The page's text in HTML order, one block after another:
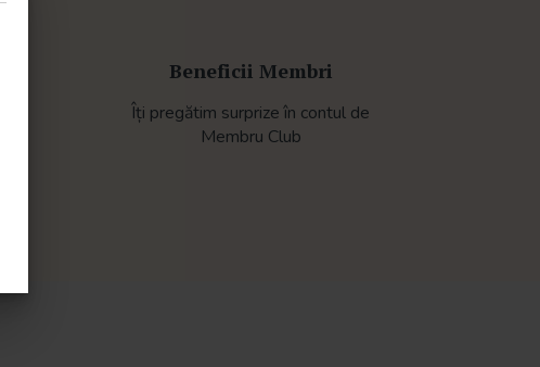
Beneficii Membri
Îți pregătim surprize în contul de
Membru Club